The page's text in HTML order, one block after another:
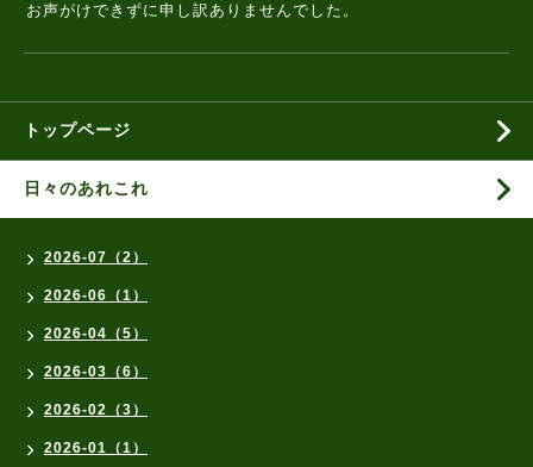
お声がけできずに申し訳ありませんでした。
トップページ
日々のあれこれ
2026-07（2）
2026-06（1）
2026-04（5）
2026-03（6）
2026-02（3）
2026-01（1）